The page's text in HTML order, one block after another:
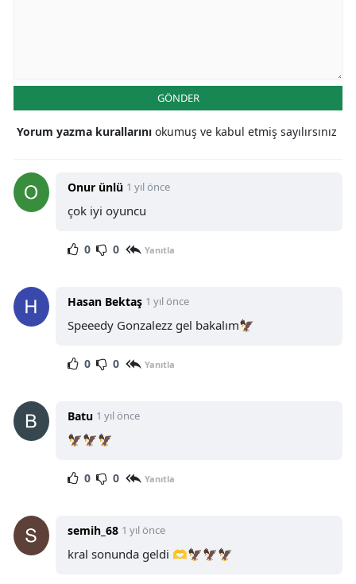
GÖNDER
Yorum yazma kurallarını okumuş ve kabul etmiş sayılırsınız
Onur ünlü 1 yıl önce
çok iyi oyuncu
0 0 Yanıtla
Hasan Bektaş 1 yıl önce
Speeedy Gonzalezz gel bakalım🦅
0 0 Yanıtla
Batu 1 yıl önce
🦅🦅🦅
0 0 Yanıtla
semih_68 1 yıl önce
kral sonunda geldi 🫶🦅🦅🦅